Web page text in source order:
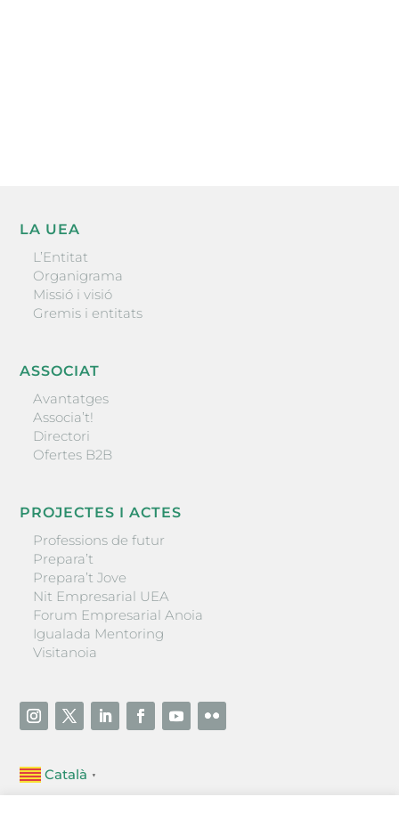
LA UEA
L’Entitat
Organigrama
Missió i visió
Gremis i entitats
ASSOCIAT
Avantatges
Associa’t!
Directori
Ofertes B2B
PROJECTES I ACTES
Professions de futur
Prepara’t
Prepara’t Jove
Nit Empresarial UEA
Forum Empresarial Anoia
Igualada Mentoring
Visitanoia
Català ▼